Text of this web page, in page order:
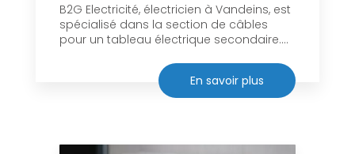
B2G Electricité, électricien à Vandeins, est
spécialisé dans la section de câbles
pour un tableau électrique secondaire....
En savoir plus